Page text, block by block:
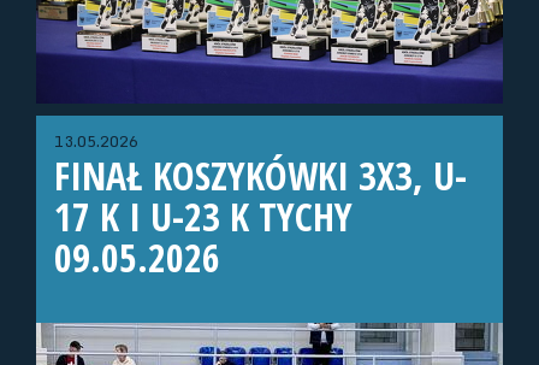
13.05.2026
FINAŁ KOSZYKÓWKI 3X3, U-
17 K I U-23 K TYCHY
09.05.2026